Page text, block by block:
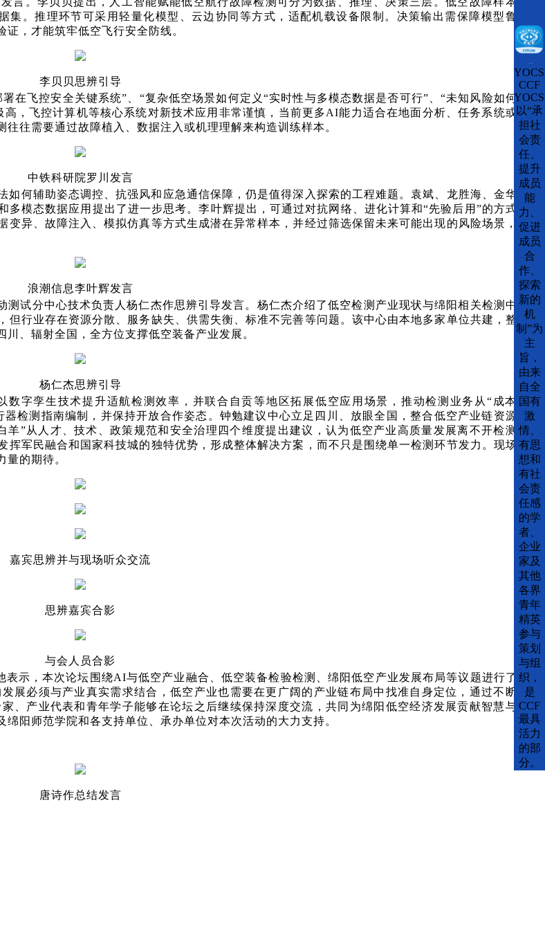
。推理环节可采用轻量化模型、云边协同等方式，适配机载设备限制。决策输出需保障模型鲁棒
，才能筑牢低空飞行安全防线。
李贝贝思辨引导
在飞控安全关键系统”、“复杂低空场景如何定义“实时性与多模态数据是否可行”、“未知风险如何提
，飞控计算机等核心系统对新技术应用非常谨慎，当前更多AI能力适合在地面分析、任务系统或非
往需要通过故障植入、数据注入或机理理解来构造训练样本。
中铁科研院罗川发言
何辅助姿态调控、抗强风和应急通信保障，仍是值得深入探索的工程难题。袁斌、龙胜海、金华、
模态数据应用提出了进一步思考。李叶辉提出，可通过对抗网络、进化计算和“先验后用”的方式，
异、故障注入、模拟仿真等方式生成潜在异常样本，并经过筛选保留未来可能出现的风险场景，作
浪潮信息李叶辉发言
试分中心技术负责人杨仁杰作思辨引导发言。杨仁杰介绍了低空检测产业现状与绵阳相关检测中心
行业存在资源分散、服务缺失、供需失衡、标准不完善等问题。该中心由本地多家单位共建，整合
、辐射全国，全方位支撑低空装备产业发展。
杨仁杰思辨引导
字孪生技术提升适航检测效率，并联合自贡等地区拓展低空应用场景，推动检测业务从“成本中
检测指南编制，并保持开放合作姿态。钟勉建议中心立足四川、放眼全国，整合低空产业链资源，
”从人才、技术、政策规范和安全治理四个维度提出建议，认为低空产业高质量发展离不开检测人
军民融合和国家科技城的独特优势，形成整体解决方案，而不只是围绕单一检测环节发力。现场学
的期待。
嘉宾思辨并与现场听众交流
思辨嘉宾合影
与会人员合影
示，本次论坛围绕AI与低空产业融合、低空装备检验检测、绵阳低空产业发展布局等议题进行了充
展必须与产业真实需求结合，低空产业也需要在更广阔的产业链布局中找准自身定位，通过不断试
、产业代表和青年学子能够在论坛之后继续保持深度交流，共同为绵阳低空经济发展贡献智慧与力
阳师范学院和各支持单位、承办单位对本次活动的大力支持。
唐诗作总结发言
CCF
以“承
担社
会责
任、
提升
成员
能
力、
促进
成员
合
作、
探索
新的
机
制”为
主
旨，
由来
自全
国有
激
情、
有思
想和
有社
会责
任感
的学
者、
企业
家及
其他
各界
青年
精英
参与
策划
与组
织，
是
CCF
最具
活力
的部
分。